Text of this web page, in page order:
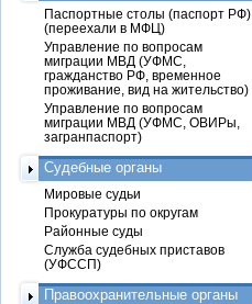
Паспортные столы (паспорт РФ)
(переехали в МФЦ)
Управление по вопросам
миграции МВД (УФМС,
гражданство РФ, временное
проживание, вид на жительство)
Управление по вопросам
миграции МВД (УФМС, ОВИРы,
загранпаспорт)
Судебные органы
Мировые судьи
Прокуратуры по округам
Районные суды
Служба судебных приставов
(УФССП)
Правоохранительные органы